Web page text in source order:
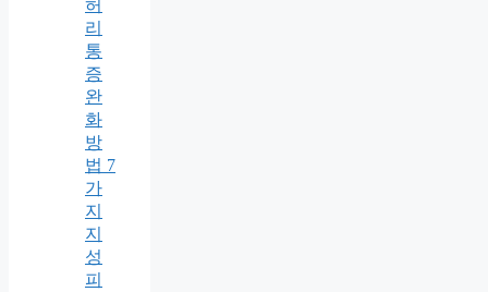
허
리
통
증
완
화
방
법 7
가
지
지
성
피